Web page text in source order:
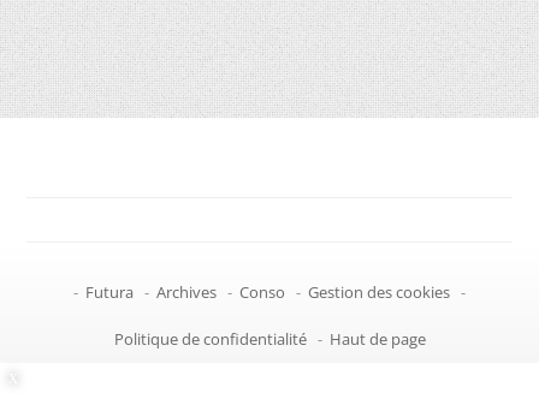
- Futura - Archives - Conso - Gestion des cookies -
Politique de confidentialité - Haut de page